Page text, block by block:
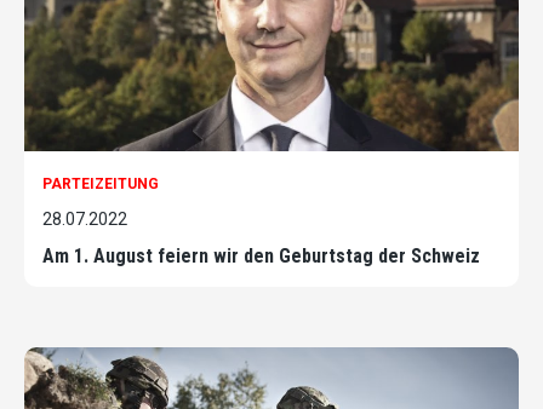
PARTEIZEITUNG
28.07.2022
Am 1. August feiern wir den Geburtstag der Schweiz